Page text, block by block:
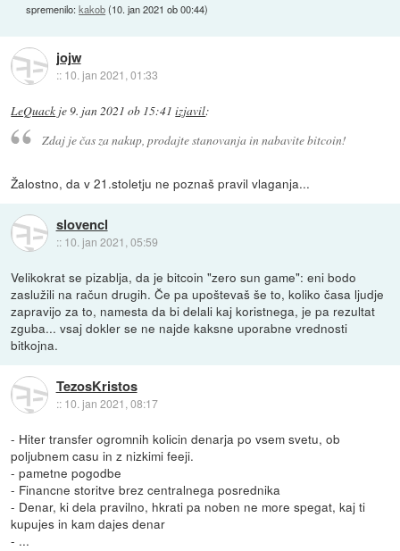
spremenilo:kakob(10. jan 2021 ob 00:44)
jojw
:: 10. jan 2021, 01:33
LeQuack je9. jan 2021 ob 15:41 izjavil:
Zdaj je čas za nakup, prodajte stanovanja in nabavite bitcoin!
Žalostno, da v 21.stoletju ne poznaš pravil vlaganja...
slovencl
:: 10. jan 2021, 05:59
Velikokrat se pizablja, da je bitcoin "zero sun game": eni bodo
zaslužili na račun drugih. Če pa upoštevaš še to, koliko časa ljudje
zapravijo za to, namesta da bi delali kaj koristnega, je pa rezultat
zguba... vsaj dokler se ne najde kaksne uporabne vrednosti
bitkojna.
TezosKristos
:: 10. jan 2021, 08:17
- Hiter transfer ogromnih kolicin denarja po vsem svetu, ob
poljubnem casu in z nizkimi feeji.
- pametne pogodbe
- Financne storitve brez centralnega posrednika
- Denar, ki dela pravilno, hkrati pa noben ne more spegat, kaj ti
kupujes in kam dajes denar
- ...